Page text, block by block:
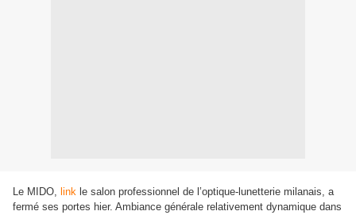
Le MIDO, link le salon professionnel de l’optique-lunetterie milanais, a
fermé ses portes hier. Ambiance générale relativement dynamique dans